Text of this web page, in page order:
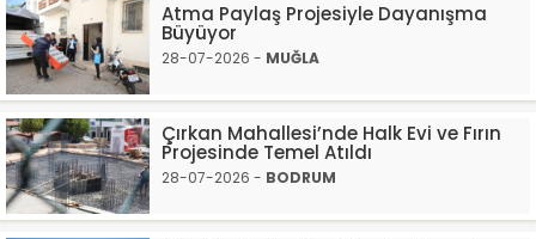
Atma Paylaş Projesiyle Dayanışma
Büyüyor
28-07-2026 - MUĞLA
Çırkan Mahallesi’nde Halk Evi ve Fırın
Projesinde Temel Atıldı
28-07-2026 - BODRUM